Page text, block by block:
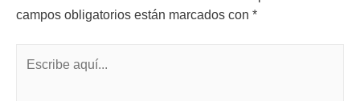
campos obligatorios están marcados con *